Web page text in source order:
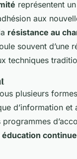
représentent
aux
résistance au
souvent
techniques
plusieurs
d’information
éducation continue